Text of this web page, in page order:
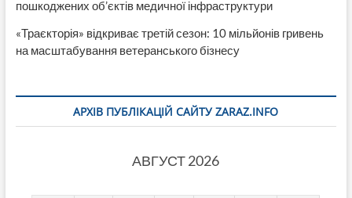
пошкоджених об’єктів медичної інфраструктури
«Траєкторія» відкриває третій сезон: 10 мільйонів гривень
на масштабування ветеранського бізнесу
АРХІВ ПУБЛІКАЦІЙ САЙТУ ZARAZ.INFO
АВГУСТ 2026